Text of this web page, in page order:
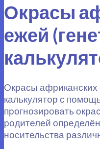
Окрасы
ежей
Окрасы африканских
калькулятор с
прогнозировать
родителей
носительства